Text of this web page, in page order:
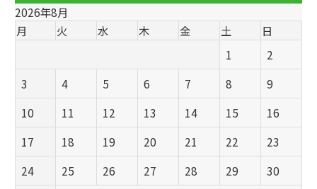
2026年8月
月
火 水 木 金 土
日
1
2
3
4 5 6 7 8
9
10
11 12 13 14 15
16
17
18 19 20 21 22
23
24
25 26 27 28 29
30